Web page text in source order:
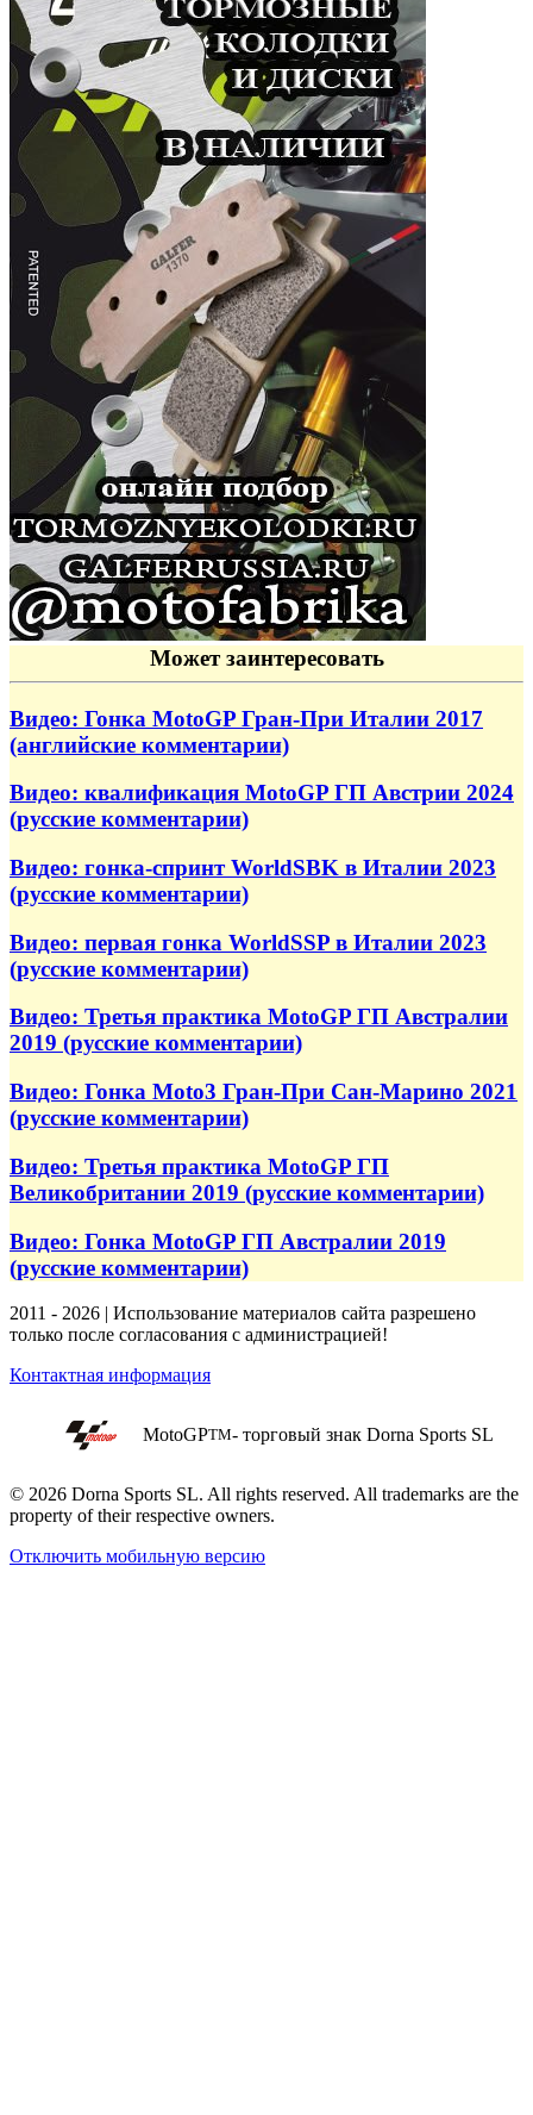
Может заинтересовать
Видео: Гонка MotoGP Гран-При Италии 2017
(английские комментарии)
Видео: квалификация MotoGP ГП Австрии 2024
(русские комментарии)
Видео: гонка-спринт WorldSBK в Италии 2023
(русские комментарии)
Видео: первая гонка WorldSSP в Италии 2023
(русские комментарии)
Видео: Третья практика MotoGP ГП Австралии
2019 (русские комментарии)
Видео: Гонка Moto3 Гран-При Сан-Марино 2021
(русские комментарии)
Видео: Третья практика MotoGP ГП
Великобритании 2019 (русские комментарии)
Видео: Гонка MotoGP ГП Австралии 2019
(русские комментарии)
2011 - 2026 | Использование материалов сайта разрешено
только после согласования с администрацией!
Контактная информация
MotoGPTM- торговый знак Dorna Sports SL
© 2026 Dorna Sports SL. All rights reserved. All trademarks are the
property of their respective owners.
Отключить мобильную версию